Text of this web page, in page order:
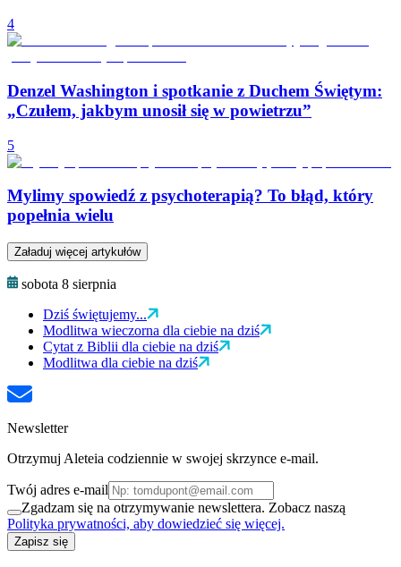
4
Denzel Washington i spotkanie z Duchem Świętym:
„Czułem, jakbym unosił się w powietrzu”
5
Mylimy spowiedź z psychoterapią? To błąd, który
popełnia wielu
Załaduj więcej artykułów
sobota 8 sierpnia
Dziś świętujemy...
Modlitwa wieczorna dla ciebie na dziś
Cytat z Biblii dla ciebie na dziś
Modlitwa dla ciebie na dziś
Newsletter
Otrzymuj Aleteia codziennie w swojej skrzynce e-mail.
Twój adres e-mail
Zgadzam się na otrzymywanie newslettera. Zobacz naszą
Polityka prywatności, aby dowiedzieć się więcej.
Zapisz się